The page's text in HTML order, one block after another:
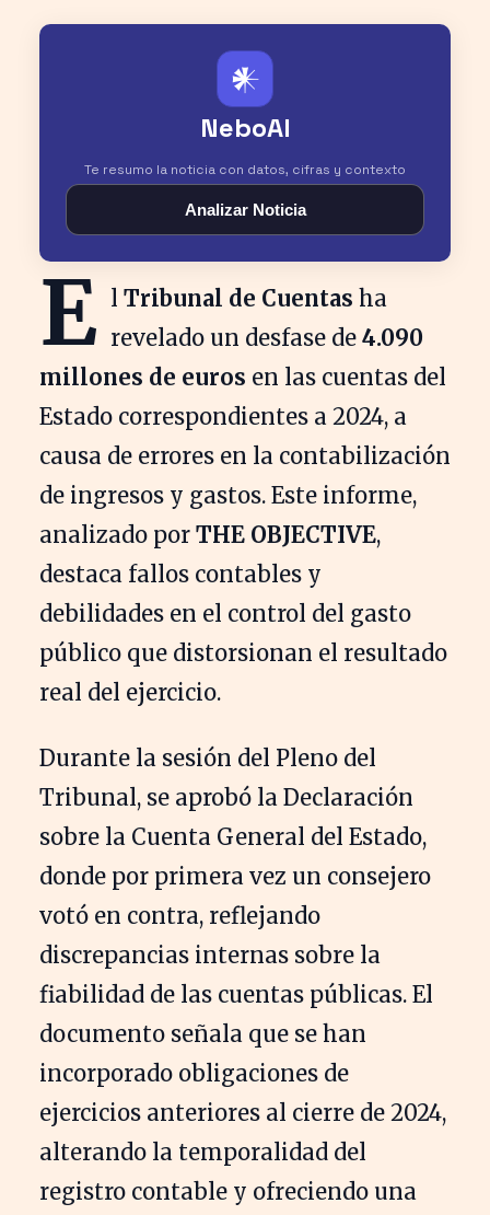
𒀭
NeboAI
Te resumo la noticia con datos, cifras y contexto
Analizar Noticia
E l Tribunal de Cuentas ha
revelado un desfase de 4.090
millones de euros en las cuentas del
Estado correspondientes a 2024, a
causa de errores en la contabilización
de ingresos y gastos. Este informe,
analizado por THE OBJECTIVE,
destaca fallos contables y
debilidades en el control del gasto
público que distorsionan el resultado
real del ejercicio.
Durante la sesión del Pleno del
Tribunal, se aprobó la Declaración
sobre la Cuenta General del Estado,
donde por primera vez un consejero
votó en contra, reflejando
discrepancias internas sobre la
fiabilidad de las cuentas públicas. El
documento señala que se han
incorporado obligaciones de
ejercicios anteriores al cierre de 2024,
alterando la temporalidad del
registro contable y ofreciendo una